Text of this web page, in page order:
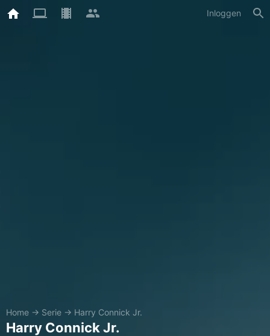
Inloggen
Home → Serie → Harry Connick Jr.
Harry Connick Jr.